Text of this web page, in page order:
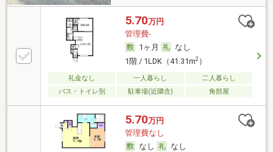
5.70万円
管理費-
1ヶ月
なし
1階 / 1LDK（41.31m2）
礼金なし 一人暮らし
二人暮らし
バス・トイレ別
駐車場(近隣含) 角部屋
5.70万円
管理費なし
なし
なし